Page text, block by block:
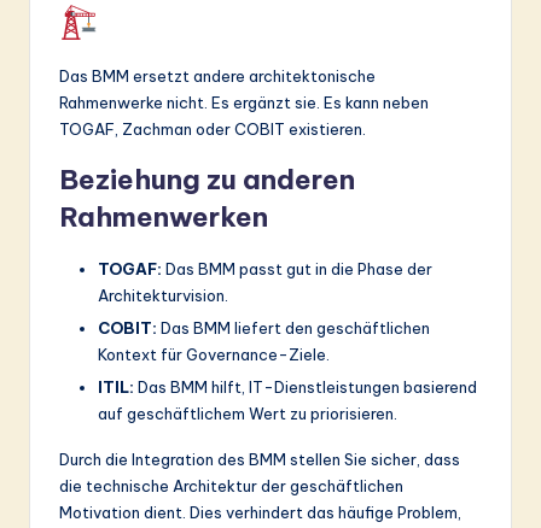
Das BMM ersetzt andere architektonische
Rahmenwerke nicht. Es ergänzt sie. Es kann neben
TOGAF, Zachman oder COBIT existieren.
Beziehung zu anderen
Rahmenwerken
TOGAF: Das BMM passt gut in die Phase der
Architekturvision.
COBIT: Das BMM liefert den geschäftlichen
Kontext für Governance-Ziele.
ITIL: Das BMM hilft, IT-Dienstleistungen basierend
auf geschäftlichem Wert zu priorisieren.
Durch die Integration des BMM stellen Sie sicher, dass
die technische Architektur der geschäftlichen
Motivation dient. Dies verhindert das häufige Problem,